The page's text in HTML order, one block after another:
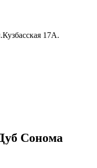
17А.
Сонома